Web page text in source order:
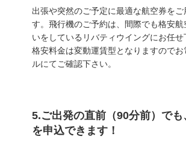
出張や突然のご予定に最適な航空券をご
す。飛行機のご予約は、間際でも格安航
いをしているリバティウイングにお任せ
格安料金は変動運賃型となりますのでお
ルにてご確認下さい。
5.ご出発の直前（90分前）でも
を申込できます！